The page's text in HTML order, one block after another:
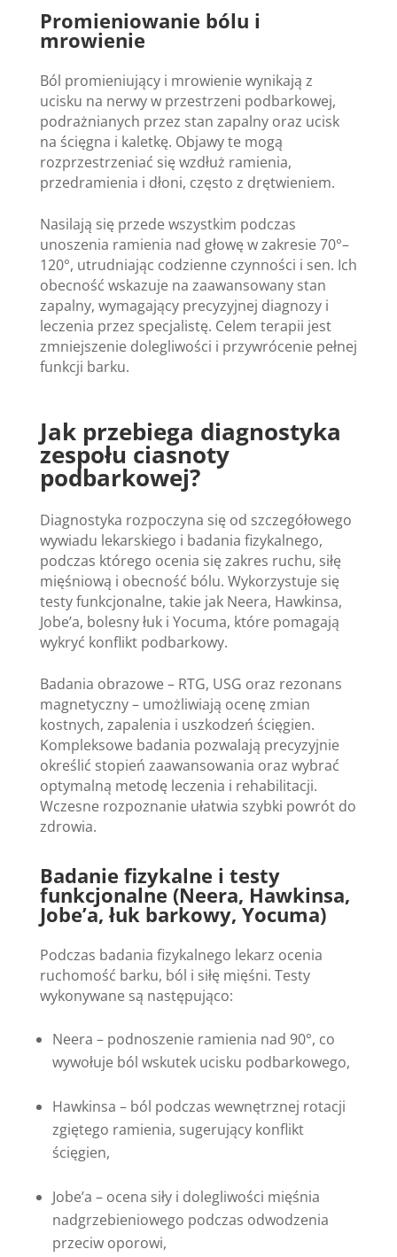
Promieniowanie bólu i
mrowienie
Ból promieniujący i mrowienie wynikają z
ucisku na nerwy w przestrzeni podbarkowej,
podrażnianych przez stan zapalny oraz ucisk
na ścięgna i kaletkę. Objawy te mogą
rozprzestrzeniać się wzdłuż ramienia,
przedramienia i dłoni, często z drętwieniem.
Nasilają się przede wszystkim podczas
unoszenia ramienia nad głowę w zakresie 70°–
120°, utrudniając codzienne czynności i sen. Ich
obecność wskazuje na zaawansowany stan
zapalny, wymagający precyzyjnej diagnozy i
leczenia przez specjalistę. Celem terapii jest
zmniejszenie dolegliwości i przywrócenie pełnej
funkcji barku.
Jak przebiega diagnostyka
zespołu ciasnoty
podbarkowej?
Diagnostyka rozpoczyna się od szczegółowego
wywiadu lekarskiego i badania fizykalnego,
podczas którego ocenia się zakres ruchu, siłę
mięśniową i obecność bólu. Wykorzystuje się
testy funkcjonalne, takie jak Neera, Hawkinsa,
Jobe’a, bolesny łuk i Yocuma, które pomagają
wykryć konflikt podbarkowy.
Badania obrazowe – RTG, USG oraz rezonans
magnetyczny – umożliwiają ocenę zmian
kostnych, zapalenia i uszkodzeń ścięgien.
Kompleksowe badania pozwalają precyzyjnie
określić stopień zaawansowania oraz wybrać
optymalną metodę leczenia i rehabilitacji.
Wczesne rozpoznanie ułatwia szybki powrót do
zdrowia.
Badanie fizykalne i testy
funkcjonalne (Neera, Hawkinsa,
Jobe’a, łuk barkowy, Yocuma)
Podczas badania fizykalnego lekarz ocenia
ruchomość barku, ból i siłę mięśni. Testy
wykonywane są następująco:
Neera – podnoszenie ramienia nad 90°, co
wywołuje ból wskutek ucisku podbarkowego,
Hawkinsa – ból podczas wewnętrznej rotacji
zgiętego ramienia, sugerujący konflikt
ścięgien,
Jobe’a – ocena siły i dolegliwości mięśnia
nadgrzebieniowego podczas odwodzenia
przeciw oporowi,